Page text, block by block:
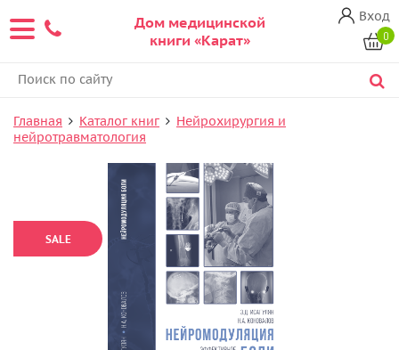
Дом медицинской
книги «Карат»
Вход
0
Главная Каталог книг
Нейрохирургия и
нейротравматология
SALE